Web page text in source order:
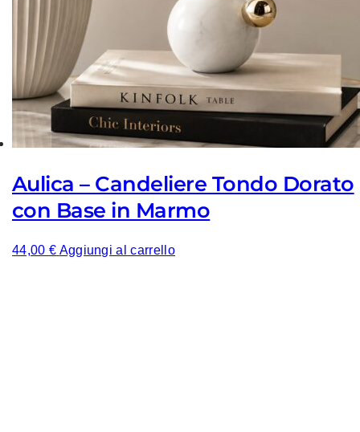
Aulica – Candeliere Tondo Dorato
con Base in Marmo
44,00 € Aggiungi al carrello